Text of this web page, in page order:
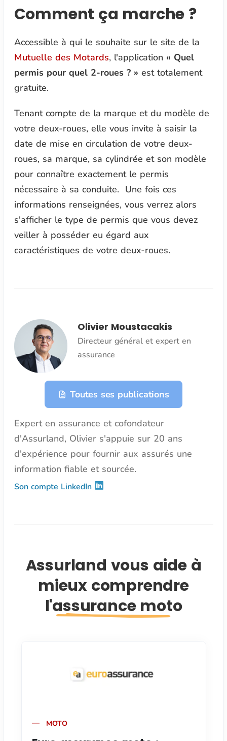
Comment ça marche ?
Accessible à qui le souhaite sur le site de la
Mutuelle des Motards, l'application « Quel
permis pour quel 2-roues ? » est totalement
gratuite.
Tenant compte de la marque et du modèle de
votre deux-roues, elle vous invite à saisir la
date de mise en circulation de votre deux-
roues, sa marque, sa cylindrée et son modèle
pour connaître exactement le permis
nécessaire à sa conduite. Une fois ces
informations renseignées, vous verrez alors
s'afficher le type de permis que vous devez
veiller à posséder eu égard aux
caractéristiques de votre deux-roues.
Olivier Moustacakis
Directeur général et expert en
assurance
Toutes ses publications
Expert en assurance et cofondateur
d'Assurland, Olivier s'appuie sur 20 ans
d'expérience pour fournir aux assurés une
information fiable et sourcée.
Son compte LinkedIn
Assurland vous aide à
mieux comprendre
l'assurance moto
MOTO